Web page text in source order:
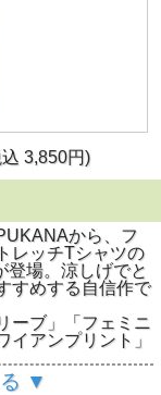
3,850円)
から、フ
レッチTシャツの
登場。涼しげでと
すめする自信作で
ーブ」「フェミニ
アンプリント」
見えてしまう心配
▼